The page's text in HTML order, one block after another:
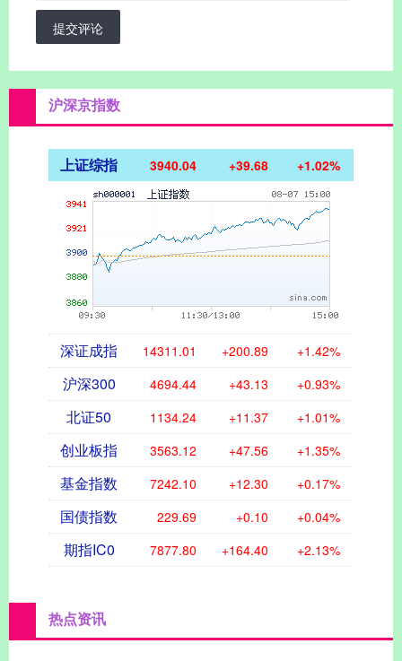
提交评论
沪深京指数
上证综指 3940.04 +39.68 +1.02%
深证成指 14311.01 +200.89 +1.42%
沪深300 4694.44 +43.13 +0.93%
北证50 1134.24 +11.37 +1.01%
创业板指 3563.12 +47.56 +1.35%
基金指数 7242.10 +12.30 +0.17%
国债指数 229.69 +0.10 +0.04%
期指IC0 7877.80 +164.40 +2.13%
热点资讯